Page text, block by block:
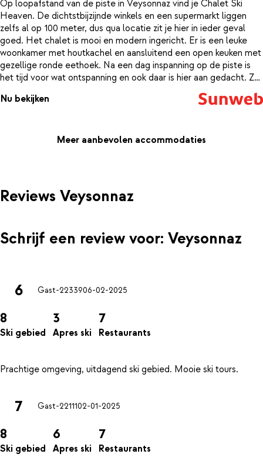
Op loopafstand van de piste in Veysonnaz vind je Chalet Ski
Heaven. De dichtstbijzijnde winkels en een supermarkt liggen
zelfs al op 100 meter, dus qua locatie zit je hier in ieder geval
goed. Het chalet is mooi en modern ingericht. Er is een leuke
woonkamer met houtkachel en aansluitend een open keuken met
gezellige ronde eethoek. Na een dag inspanning op de piste is
het tijd voor wat ontspanning en ook daar is hier aan gedacht. Zo
het chalet. Dat is nog eens fijn thuiskomen. En op de heerlijke,
Nu bekijken
Meer aanbevolen accommodaties
Reviews Veysonnaz
Schrijf een review voor: Veysonnaz
6 Gast-2233906-02-2025
8
Ski gebied
3
Apres ski
7
Restaurants
7 Gast-2211102-01-2025
8
Ski gebied
6
Apres ski
7
Restaurants